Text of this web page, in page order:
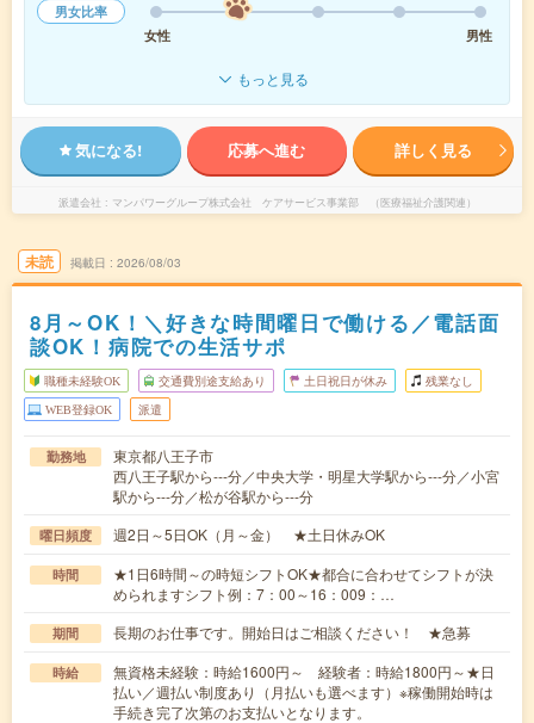
男女比率
女性
男性
もっと見る
気になる! 応募へ進む 詳しく見る
派遣会社 マンパワーグループ株式会社 ケアサービス事業部 （医療福祉介護関連）
未読 掲載日 2026/08/03
8月～OK！＼好きな時間曜日で働ける／電話面
談OK！病院での生活サポ
職種未経験OK 交通費別途支給あり 土日祝日が休み 残業なし
WEB登録OK 派遣
勤務地
東京都八王子市
西八王子駅から---分／中央大学・明星大学駅から---分／小宮
駅から---分／松が谷駅から---分
曜日頻度 週2日～5日OK（月～金） ★土日休みOK
時間
★1日6時間～の時短シフトOK★都合に合わせてシフトが決
められますシフト例：7：00～16：009：…
期間 長期のお仕事です。開始日はご相談ください！ ★急募
時給
無資格未経験：時給1600円～ 経験者：時給1800円～★日
払い／週払い制度あり（月払いも選べます）※稼働開始時は
手続き完了次第のお支払いとなります。